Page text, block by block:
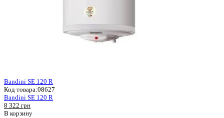
Bandini SE 120 R
Код товара:08627
Bandini SE 120 R
8 322 грн
В корзину